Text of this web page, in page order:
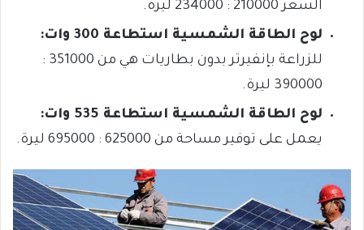
السعر 210000 : 234000 ليرة.
لوح الطاقة الشمسية استطاعة 300 وات:
للزراعة بإنفيرتر بدون بطاريات هي من 351000 :
390000 ليرة.
لوح الطاقة الشمسية استطاعة 535 وات:
يعمل على توفير مساحة من 625000 : 695000 ليرة.